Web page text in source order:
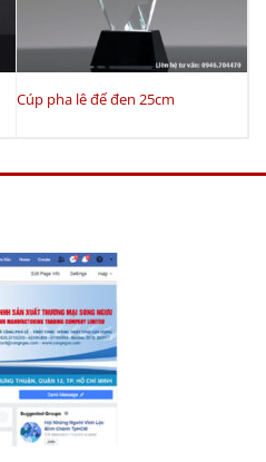
Cúp pha lê đế đen 25cm